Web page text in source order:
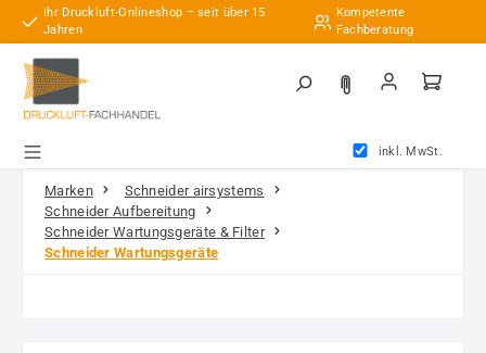
Zum Hauptinhalt springen
Ihr Druckluft-Onlineshop – seit über 15
Jahren
Kompetente
Fachberatung
inkl. MwSt.
Marken
Schneider airsystems
Schneider Aufbereitung
Schneider Wartungsgeräte & Filter
Schneider Wartungsgeräte